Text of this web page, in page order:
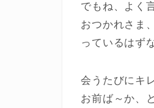
でもね、よく
おつかれさま
っているはず
会うたびにキ
お前ば～か、